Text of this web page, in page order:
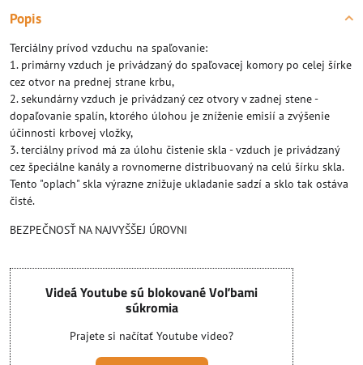
Popis
Terciálny prívod vzduchu na spaľovanie:
1. primárny vzduch je privádzaný do spaľovacej komory po celej šírke
cez otvor na prednej strane krbu,
2. sekundárny vzduch je privádzaný cez otvory v zadnej stene -
dopaľovanie spalín, ktorého úlohou je zníženie emisií a zvýšenie
účinnosti krbovej vložky,
3. terciálny prívod má za úlohu čistenie skla - vzduch je privádzaný
cez špeciálne kanály a rovnomerne distribuovaný na celú šírku skla.
Tento "oplach" skla výrazne znižuje ukladanie sadzí a sklo tak ostáva
čisté.
BEZPEČNOSŤ NA NAJVYŠŠEJ ÚROVNI
Videá Youtube sú blokované Voľbami
súkromia
Prajete si načítať Youtube video?